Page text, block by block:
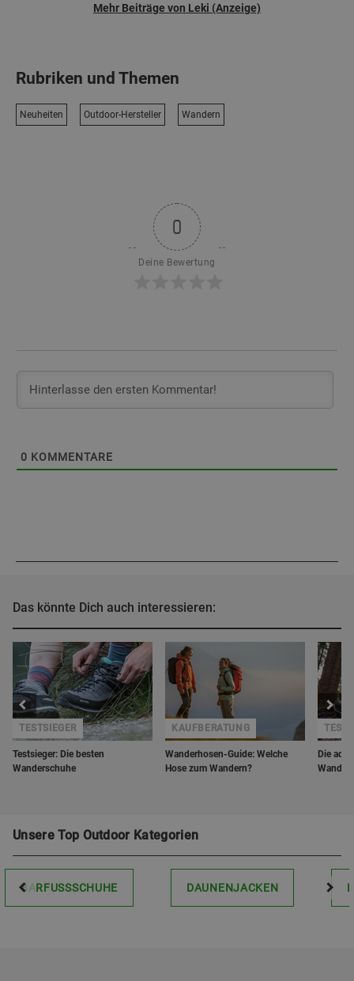
Mehr Beiträge von Leki (Anzeige)
Rubriken und Themen
Neuheiten Outdoor-Hersteller Wandern
0
Deine Bewertung
0 KOMMENTARE
Das könnte Dich auch interessieren:
Testsieger: Die besten
Wanderschuhe
TESTSIEGER
Wanderhosen-Guide: Welche
Hose zum Wandern?
KAUFBERATUNG
Die
Unsere Top Outdoor Kategorien
BARFUSSSCHUHE DAUNENJACKEN